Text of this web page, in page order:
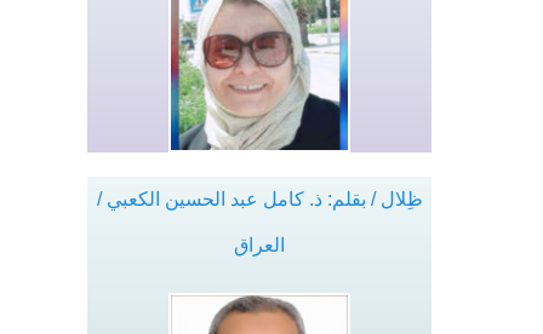
ظِلال / بقلم: ذ. كامل عبد الحسين الكعبي /
العراق